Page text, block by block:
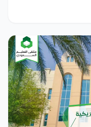
الدراسات العليا...